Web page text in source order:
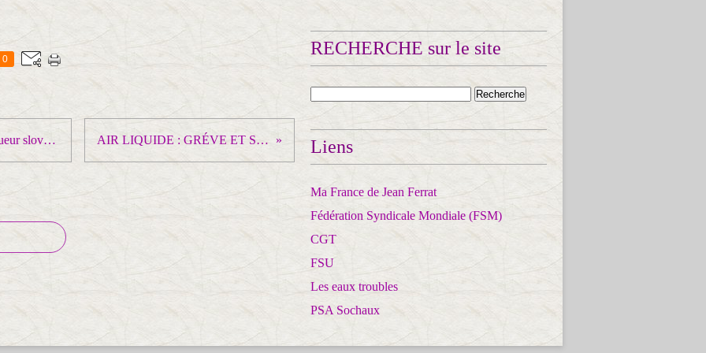
0
UKRAINE, Robert Fico le vainqueur slovaque de l'élection : Ne manipulez pas les faits, la guerre a commencé avec le massacre d’Ukrainiens russes en 2014 ! AIR LIQUIDE : GRÉVE ET SOLIDARITÉ CONTRE LE MASSACRE SOCIAL DANS LA SANTE A DOMICILE
RECHERCHE sur le site
Liens
Ma France de Jean Ferrat
Fédération Syndicale Mondiale (FSM)
CGT
FSU
Les eaux troubles
PSA Sochaux